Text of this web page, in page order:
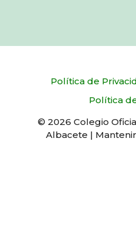
Política de
Política
© 2026 Colegio
Albacete |